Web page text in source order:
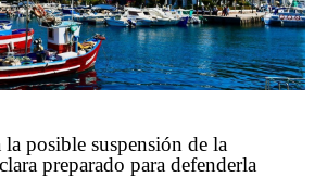
posible suspensión de la
preparado para defenderla